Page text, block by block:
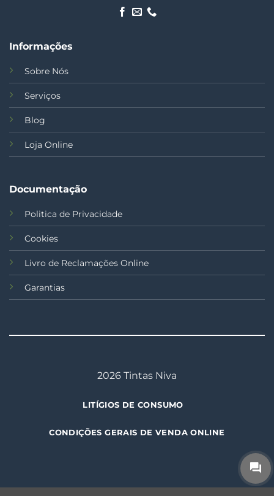
Informações
Sobre Nós
Serviços
Blog
Loja Online
Documentação
Politica de Privacidade
Cookies
Livro de Reclamações Online
Garantias
2026 Tintas Niva
LITÍGIOS DE CONSUMO
CONDIÇÕES GERAIS DE VENDA ONLINE